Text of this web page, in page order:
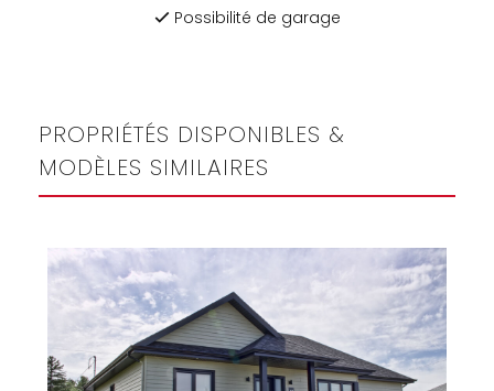
Possibilité de garage
PROPRIÉTÉS DISPONIBLES &
MODÈLES SIMILAIRES